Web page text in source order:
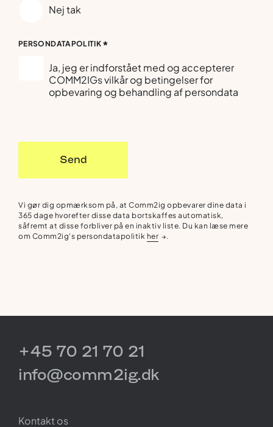
Nej tak
PERSONDATAPOLITIK *
Ja, jeg er indforstået med og accepterer
COMM2IGs vilkår og betingelser for
opbevaring og behandling af persondata
Send
Vi gør dig opmærksom på, at Comm2ig opbevarer dine data i
365 dage hvorefter disse data bortskaffes automatisk,
såfremt at disse forbliver på en inaktiv liste. Du kan læse mere
om Comm2ig's persondatapolitik her →.
+45 70 21 70 21
info@comm2ig.dk
Kontakt os